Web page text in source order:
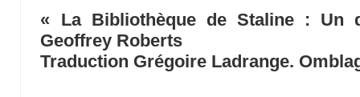
« La Bibliothèque de Staline : Un
Geoffrey Roberts
Traduction Grégoire Ladrange.